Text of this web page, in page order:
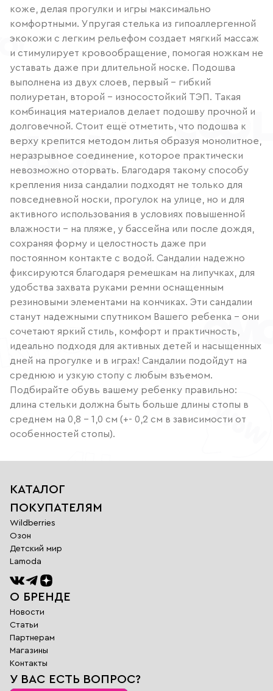
коже, делая прогулки и игры максимально
комфортными. Упругая стелька из гипоаллергенной
экокожи с легким рельефом создает мягкий массаж
и стимулирует кровообращение, помогая ножкам не
уставать даже при длительной носке. Подошва
выполнена из двух слоев, первый – гибкий
полиуретан, второй – износостойкий ТЭП. Такая
комбинация материалов делает подошву прочной и
долговечной. Стоит ещё отметить, что подошва к
верху крепится методом литья образуя монолитное,
неразрывное соединение, которое практически
невозможно оторвать. Благодаря такому способу
крепления низа сандалии подходят не только для
повседневной носки, прогулок на улице, но и для
активного использования в условиях повышенной
влажности – на пляже, у бассейна или после дождя,
сохраняя форму и целостность даже при
постоянном контакте с водой. Сандалии надежно
фиксируются благодаря ремешкам на липучках, для
удобства захвата руками ремни оснащенным
резиновыми элементами на кончиках. Эти сандалии
станут надежными спутником Вашего ребенка – они
сочетают яркий стиль, комфорт и практичность,
идеально подходя для активных детей и насыщенных
дней на прогулке и в играх! Сандалии подойдут на
среднюю и узкую стопу с любым взъемом.
Подбирайте обувь вашему ребенку правильно:
длина стельки должна быть больше длины стопы в
среднем на 0,8 - 1,0 см (+- 0,2 см в зависимости от
особенностей стопы).
КАТАЛОГ
ПОКУПАТЕЛЯМ
Wildberries
Озон
Детский мир
Lamoda
О БРЕНДЕ
Новости
Статьи
Партнерам
Магазины
Контакты
У ВАС ЕСТЬ ВОПРОС?
Обратная
связь
Заполните поля